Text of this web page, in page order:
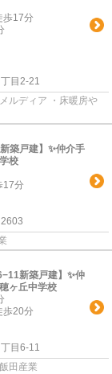
歩17分
丁目2-21
ルディア ・床暖房や
築戸建】✨️仲介手
校
17分
2603
新築戸建】✨️仲
ヶ丘中学校
歩20分
丁目6-11
田産業